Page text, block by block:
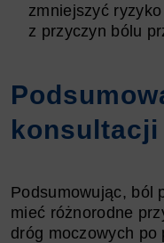
zmniejszyć
z przyczyn bólu
konsultacji
Podsumowując, ból
mieć różnorodne
dróg moczowych po